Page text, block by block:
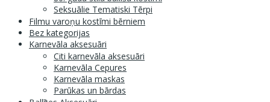
Seksuālie Tematiski Tērpi
Filmu varoņu kostīmi bērniem
Bez kategorijas
Karnevāla aksesuāri
Citi karnevāla aksesuāri
Karnevāla Cepures
Karnevāla maskas
Parūkas un bārdas